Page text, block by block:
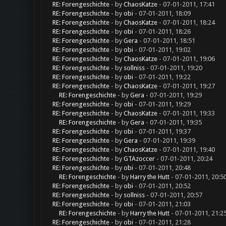
RE: Forengeschichte - byChaosKatze- 07-01-2011, 17:41
RE: Forengeschichte - byobi- 07-01-2011, 18:09
RE: Forengeschichte - byChaosKatze- 07-01-2011, 18:24
RE: Forengeschichte - byobi- 07-01-2011, 18:26
RE: Forengeschichte - byGera - 07-01-2011, 18:51
RE: Forengeschichte - byobi- 07-01-2011, 19:02
RE: Forengeschichte - byChaosKatze- 07-01-2011, 19:06
RE: Forengeschichte - by sollniss- 07-01-2011, 19:20
RE: Forengeschichte - byobi- 07-01-2011, 19:22
RE: Forengeschichte - byChaosKatze- 07-01-2011, 19:27
RE: Forengeschichte - byGera - 07-01-2011, 19:29
RE: Forengeschichte - byobi- 07-01-2011, 19:29
RE: Forengeschichte - byChaosKatze- 07-01-2011, 19:33
RE: Forengeschichte - byGera - 07-01-2011, 19:35
RE: Forengeschichte - byobi- 07-01-2011, 19:37
RE: Forengeschichte - byGera - 07-01-2011, 19:39
RE: Forengeschichte - byChaosKatze- 07-01-2011, 19:40
RE: Forengeschichte - byGTAzoccer- 07-01-2011, 20:24
RE: Forengeschichte - byobi- 07-01-2011, 20:48
RE: Forengeschichte - byHarry the Hutt- 07-01-2011,
RE: Forengeschichte - byobi- 07-01-2011, 20:52
RE: Forengeschichte - by sollniss- 07-01-2011, 20:57
RE: Forengeschichte - byobi- 07-01-2011, 21:03
RE: Forengeschichte - byHarry the Hutt- 07-01-2011,
RE: Forengeschichte - byobi- 07-01-2011, 21:28